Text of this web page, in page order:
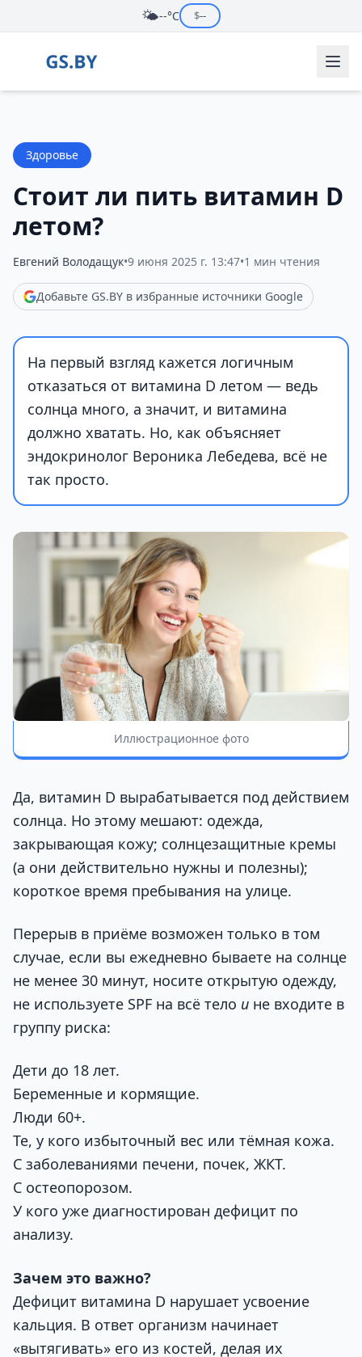
🌤️--°C $--
Здоровье
Стоит ли пить витамин D
летом?
Евгений Володащук•9 июня 2025 г. 13:47•1 мин чтения
Добавьте GS.BY в избранные источники Google
На первый взгляд кажется логичным
отказаться от витамина D летом — ведь
солнца много, а значит, и витамина
должно хватать. Но, как объясняет
эндокринолог Вероника Лебедева, всё не
так просто.
Иллюстрационное фото
Да, витамин D вырабатывается под действием
солнца. Но этому мешают: одежда,
закрывающая кожу; солнцезащитные кремы
(а они действительно нужны и полезны);
короткое время пребывания на улице.
Перерыв в приёме возможен только в том
случае, если вы ежедневно бываете на солнце
не менее 30 минут, носите открытую одежду,
не используете SPF на всё тело и не входите в
группу риска:
Дети до 18 лет.
Беременные и кормящие.
Люди 60+.
Те, у кого избыточный вес или тёмная кожа.
С заболеваниями печени, почек, ЖКТ.
С остеопорозом.
У кого уже диагностирован дефицит по
анализу.
Зачем это важно?
Дефицит витамина D нарушает усвоение
кальция. В ответ организм начинает
«вытягивать» его из костей, делая их